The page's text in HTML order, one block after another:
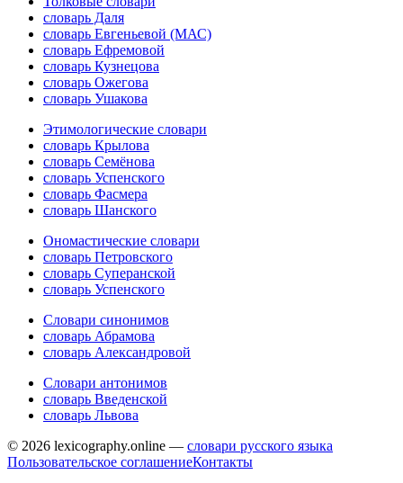
словарь Даля
словарь Евгеньевой (МАС)
словарь Ефремовой
словарь Кузнецова
словарь Ожегова
словарь Ушакова
Этимологические словари
словарь Крылова
словарь Семёнова
словарь Успенского
словарь Фасмера
словарь Шанского
Ономастические словари
словарь Петровского
словарь Суперанской
словарь Успенского
Словари синонимов
словарь Абрамова
словарь Александровой
Словари антонимов
словарь Введенской
словарь Львова
© 2026 lexicography.online — словари русского языка
Пользовательское соглашениеКонтакты